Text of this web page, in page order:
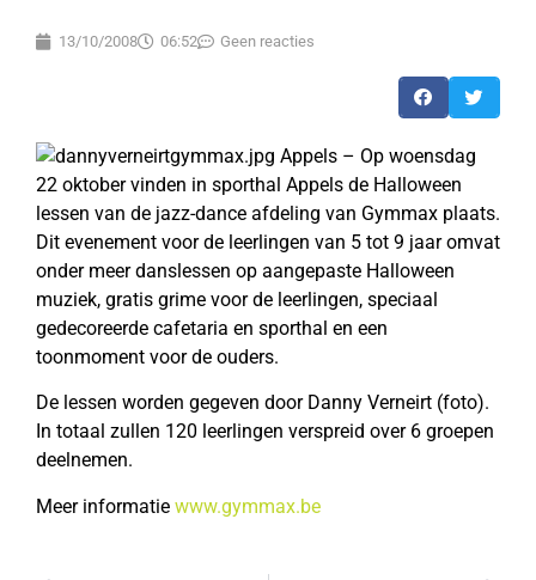
13/10/2008 06:52 Geen reacties
Appels – Op woensdag
22 oktober vinden in sporthal Appels de Halloween
lessen van de jazz-dance afdeling van Gymmax plaats.
Dit evenement voor de leerlingen van 5 tot 9 jaar omvat
onder meer danslessen op aangepaste Halloween
muziek, gratis grime voor de leerlingen, speciaal
gedecoreerde cafetaria en sporthal en een
toonmoment voor de ouders.
De lessen worden gegeven door Danny Verneirt (foto).
In totaal zullen 120 leerlingen verspreid over 6 groepen
deelnemen.
Meer informatie www.gymmax.be